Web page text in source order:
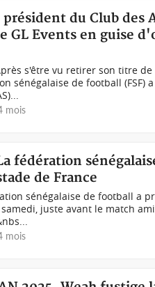
président du Club des
GL Events en guise
s'être vu retirer son titre
sénégalaise de football
mois
fédération
de France
sénégalaise de football a
samedi, juste avant le match
mois